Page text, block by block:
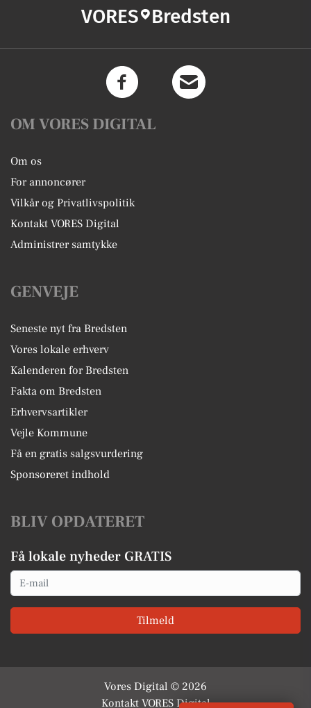
VORES Bredsten
OM VORES DIGITAL
Om os
For annoncører
Vilkår og Privatlivspolitik
Kontakt VORES Digital
Administrer samtykke
GENVEJE
Seneste nyt fra Bredsten
Vores lokale erhverv
Kalenderen for Bredsten
Fakta om Bredsten
Erhvervsartikler
Vejle Kommune
Få en gratis salgsvurdering
Sponsoreret indhold
BLIV OPDATERET
Få lokale nyheder GRATIS
Email
Tilmeld
Vores Digital © 2026
Kontakt VORES Digital